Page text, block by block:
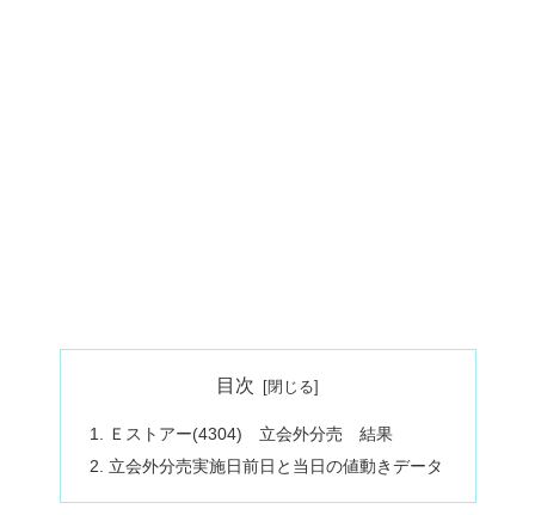
目次
Ｅストアー(4304) 立会外分売 結果
立会外分売実施日前日と当日の値動きデータ